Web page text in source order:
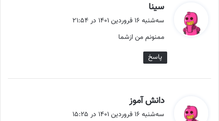
سینا
ف
:
سه‌شنبه ۱۶ فروردین ۱۴۰۱ در ۲۱:۵۴
ممنونم من ازشما
پاسخ
دانش آموز
ف
سه‌شنبه ۱۶ فروردین ۱۴۰۱ در ۱۵:۲۵